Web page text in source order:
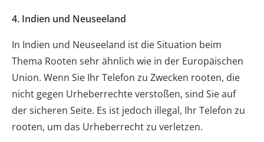
4. Indien und Neuseeland
In Indien und Neuseeland ist die Situation beim
Thema Rooten sehr ähnlich wie in der Europäischen
Union. Wenn Sie Ihr Telefon zu Zwecken rooten, die
nicht gegen Urheberrechte verstoßen, sind Sie auf
der sicheren Seite. Es ist jedoch illegal, Ihr Telefon zu
rooten, um das Urheberrecht zu verletzen.